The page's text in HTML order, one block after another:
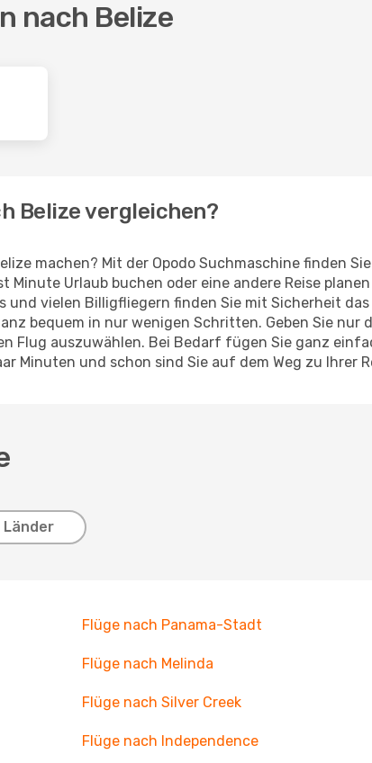
nach Belize
Belize vergleichen?
machen? Mit der Opodo Suchmaschine finden
Minute Urlaub buchen oder eine andere Reise
und vielen Billigfliegern finden Sie mit Sicherheit
bequem in nur wenigen Schritten. Geben Sie
Flug auszuwählen. Bei Bedarf fügen Sie ganz
Minuten und schon sind Sie auf dem Weg zu Ihrer
Flüge nach Panama-Stadt
Flüge nach Melinda
Flüge nach Silver Creek
Flüge nach Independence